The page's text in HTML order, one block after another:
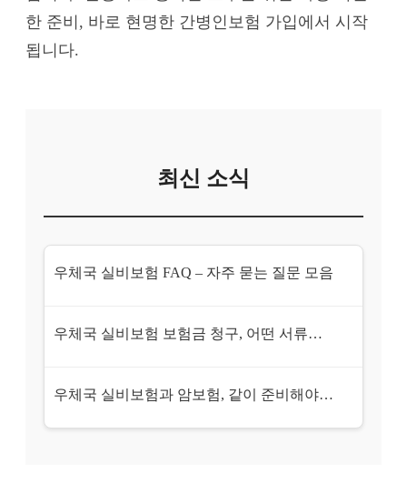
한 준비, 바로 현명한 간병인보험 가입에서 시작
됩니다.
최신 소식
우체국 실비보험 FAQ – 자주 묻는 질문 모음
우체국 실비보험 보험금 청구, 어떤 서류가 필요할까?
우체국 실비보험과 암보험, 같이 준비해야 할까?